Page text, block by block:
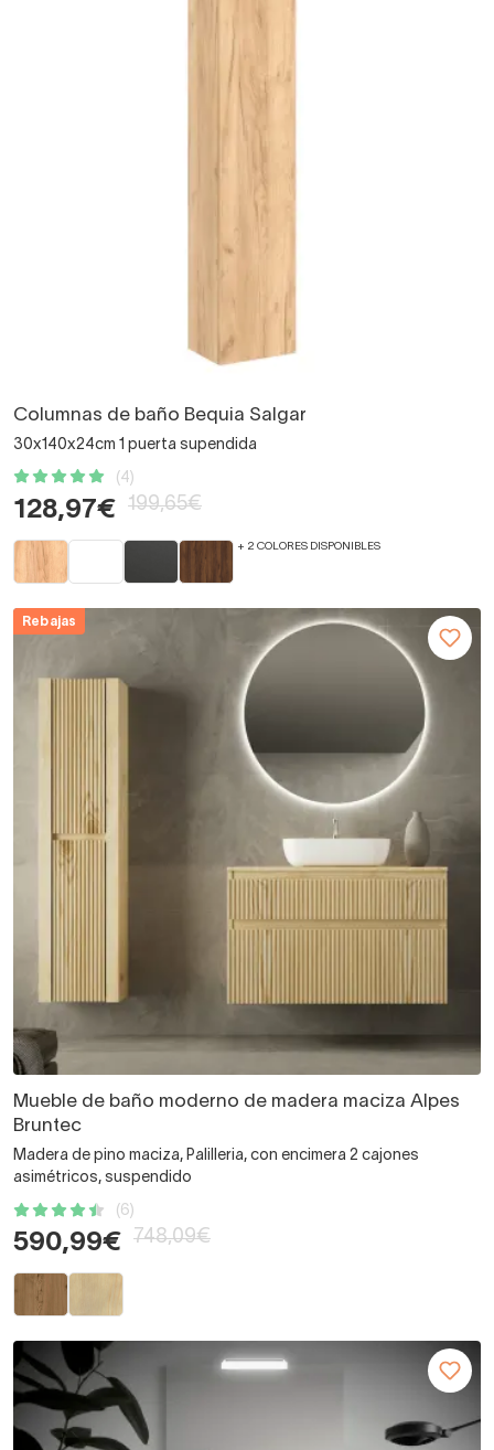
Columnas de baño Bequia Salgar
30x140x24cm 1 puerta supendida
(4)
128,97€ 199,65€
+ 2 COLORES DISPONIBLES
Rebajas
Mueble de baño moderno de madera maciza Alpes
Bruntec
Madera de pino maciza, Palilleria, con encimera 2 cajones
asimétricos, suspendido
(6)
590,99€ 748,09€